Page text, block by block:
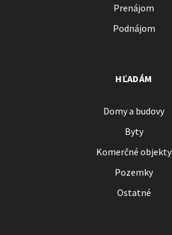
Prenájom
Podnájom
HĽADÁM
Domy a budovy
Byty
Komerčné objekty
Pozemky
Ostatné